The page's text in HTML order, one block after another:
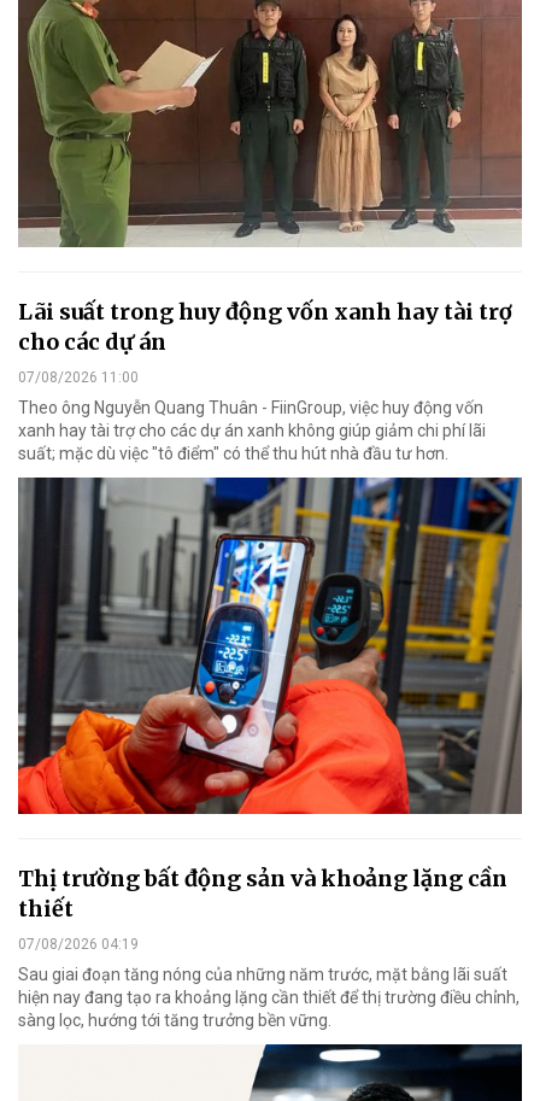
Lãi suất trong huy động vốn xanh hay tài trợ
cho các dự án
07/08/2026 11:00
Theo ông Nguyễn Quang Thuân - FiinGroup, việc huy động vốn
xanh hay tài trợ cho các dự án xanh không giúp giảm chi phí lãi
suất; mặc dù việc "tô điểm" có thể thu hút nhà đầu tư hơn.
Thị trường bất động sản và khoảng lặng cần
thiết
07/08/2026 04:19
Sau giai đoạn tăng nóng của những năm trước, mặt bằng lãi suất
hiện nay đang tạo ra khoảng lặng cần thiết để thị trường điều chỉnh,
sàng lọc, hướng tới tăng trưởng bền vững.